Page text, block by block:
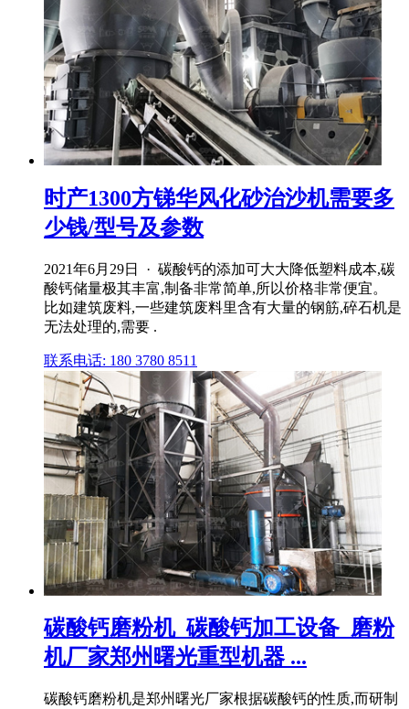
时产1300方锑华风化砂治沙机需要多
少钱/型号及参数
2021年6月29日 · 碳酸钙的添加可大大降低塑料成本,碳
酸钙储量极其丰富,制备非常简单,所以价格非常便宜。
比如建筑废料,一些建筑废料里含有大量的钢筋,碎石机是
无法处理的,需要 .
联系电话: 180 3780 8511
碳酸钙磨粉机_碳酸钙加工设备_磨粉
机厂家郑州曙光重型机器 ...
碳酸钙磨粉机是郑州曙光厂家根据碳酸钙的性质,而研制